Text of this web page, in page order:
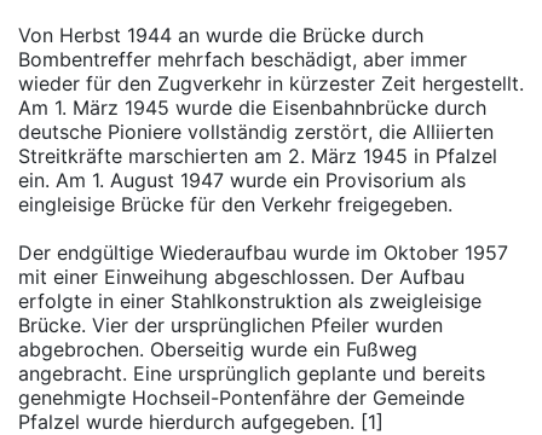
Von Herbst 1944 an wurde die Brücke durch
Bombentreffer mehrfach beschädigt, aber immer
wieder für den Zugverkehr in kürzester Zeit hergestellt.
Am 1. März 1945 wurde die Eisenbahnbrücke durch
deutsche Pioniere vollständig zerstört, die Alliierten
Streitkräfte marschierten am 2. März 1945 in Pfalzel
ein. Am 1. August 1947 wurde ein Provisorium als
eingleisige Brücke für den Verkehr freigegeben.
Der endgültige Wiederaufbau wurde im Oktober 1957
mit einer Einweihung abgeschlossen. Der Aufbau
erfolgte in einer Stahlkonstruktion als zweigleisige
Brücke. Vier der ursprünglichen Pfeiler wurden
abgebrochen. Oberseitig wurde ein Fußweg
angebracht. Eine ursprünglich geplante und bereits
genehmigte Hochseil-Pontenfähre der Gemeinde
Pfalzel wurde hierdurch aufgegeben. [1]